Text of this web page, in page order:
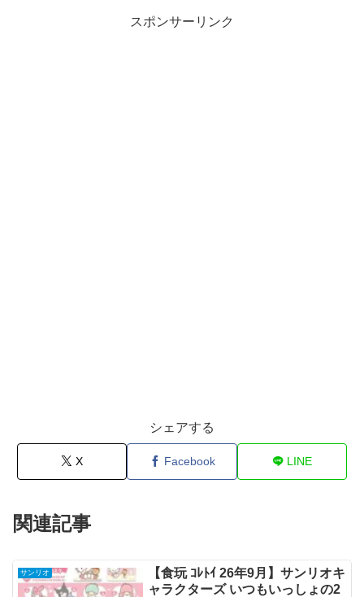
スポンサーリンク
シェアする
X Facebook LINE
関連記事
サンリオ
【食玩 ｺﾚﾄｲ 26年9月】サンリオキ
ャラクターズ いつもいっしょの2